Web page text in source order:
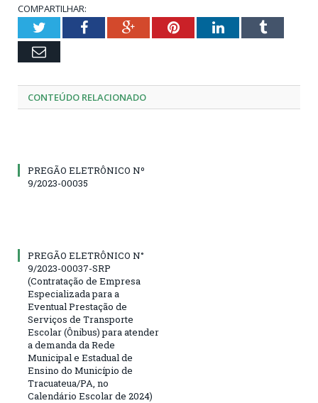
COMPARTILHAR:
TwitterFacebookGoogle+PinterestLinkedInTumblr
Email
CONTEÚDO RELACIONADO
PREGÃO ELETRÔNICO Nº
9/2023-00035
PREGÃO ELETRÔNICO N°
9/2023-00037-SRP
(Contratação de Empresa
Especializada para a
Eventual Prestação de
Serviços de Transporte
Escolar (Ônibus) para atender
a demanda da Rede
Municipal e Estadual de
Ensino do Município de
Tracuateua/PA, no
Calendário Escolar de 2024)